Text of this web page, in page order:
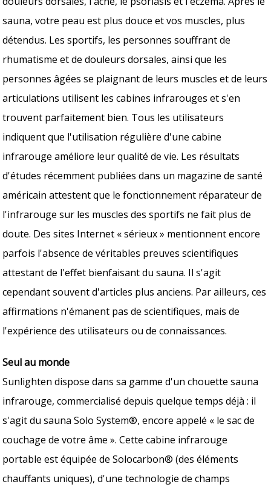
sauna, votre peau est plus douce et vos muscles, plus
détendus. Les sportifs, les personnes souffrant de
rhumatisme et de douleurs dorsales, ainsi que les
personnes âgées se plaignant de leurs muscles et de leurs
articulations utilisent les cabines infrarouges et s'en
trouvent parfaitement bien. Tous les utilisateurs
indiquent que l'utilisation régulière d'une cabine
infrarouge améliore leur qualité de vie. Les résultats
d'études récemment publiées dans un magazine de santé
américain attestent que le fonctionnement réparateur de
l'infrarouge sur les muscles des sportifs ne fait plus de
doute. Des sites Internet « sérieux » mentionnent encore
parfois l'absence de véritables preuves scientifiques
attestant de l'effet bienfaisant du sauna. Il s'agit
cependant souvent d'articles plus anciens. Par ailleurs, ces
affirmations n'émanent pas de scientifiques, mais de
l'expérience des utilisateurs ou de connaissances.
Seul au monde
Sunlighten dispose dans sa gamme d'un chouette sauna
infrarouge, commercialisé depuis quelque temps déjà : il
s'agit du sauna Solo System®, encore appelé « le sac de
couchage de votre âme ». Cette cabine infrarouge
portable est équipée de Solocarbon® (des éléments
chauffants uniques), d'une technologie de champs